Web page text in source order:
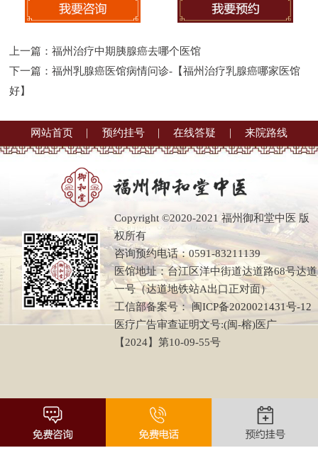
上一篇：福州治疗中期胰腺癌去哪个医馆
下一篇：福州乳腺癌医馆病情问诊-【福州治疗乳腺癌哪家医馆
好】
网站首页 预约挂号 在线答疑 来院路线
Copyright ©2020-2021 福州御和堂中医 版
权所有
咨询预约电话：0591-83211139
医馆地址：台江区洋中街道达道路68号达道
一号（达道地铁站A出口正对面）
工信部备案号：闽ICP备2020021431号-12
医疗广告审查证明文号:(闽-榕)医广
【2024】第10-09-55号